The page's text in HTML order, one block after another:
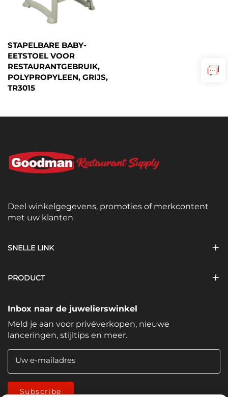
STAPELBARE BABY-
EETSTOEL VOOR
RESTAURANTGEBRUIK,
POLYPROPYLEEN, GRIJS,
TR3015
Deel winkelgegevens, promoties of merkcontent
met uw klanten
SNELLE LINK
PRODUCT
Inbox naar de juwelierswinkel
Meld je aan voor privéverkopen, nieuwe
lanceringen, stijltips en meer.
Uw e-mailadres
Subscribe